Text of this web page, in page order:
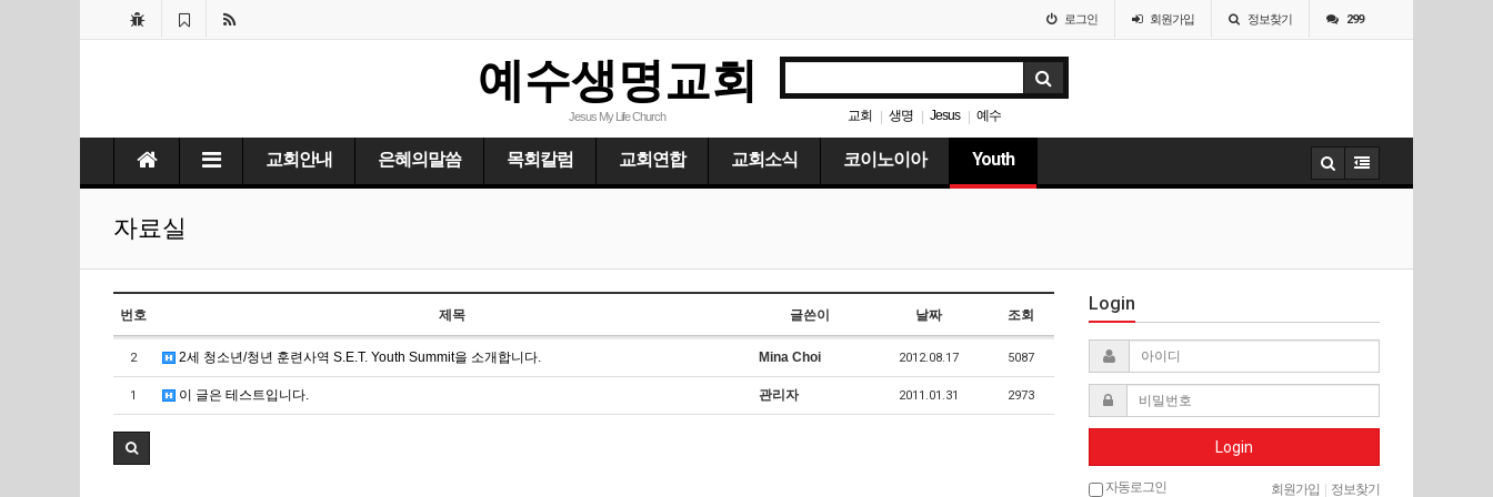
로그인 회원가입 정보찾기 299
예수생명교회
Jesus My Life Church 교회 | 생명 | Jesus | 예수
교회안내 은혜의말씀 목회칼럼 교회연합 교회소식 코이노이아 Youth
자료실
번호 제목 글쓴이 날짜 조회
2 2세 청소년/청년 훈련사역 S.E.T. Youth Summit을 소개합니다. Mina Choi 2012.08.17 5087
1 이 글은 테스트입니다. 관리자 2011.01.31 2973
Login
Login
자동로그인 회원가입 정보찾기